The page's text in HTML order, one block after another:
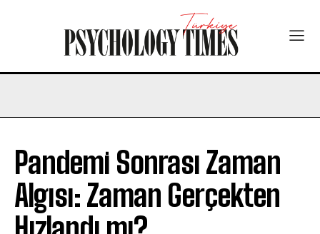
Pandemi Sonrası Zaman
Algısı: Zaman Gerçekten